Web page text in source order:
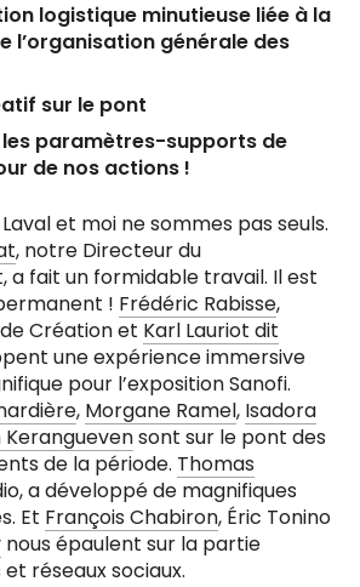
logistique minutieuse liée à la
l’organisation générale des
sur le pont
les paramètres-supports de
de nos actions !
et moi ne sommes pas seuls.
, notre Directeur du
a fait un formidable travail. Il est
! Frédéric Rabisse,
Création et Karl Lauriot dit
une expérience immersive
pour l’exposition Sanofi.
, Morgane Ramel, Isadora
Keranguevensont sur le pont des
de la période. Thomas
a développé de magnifiques
Et François Chabiron, Éric Tonino
nous épaulent sur la partie
réseaux sociaux.